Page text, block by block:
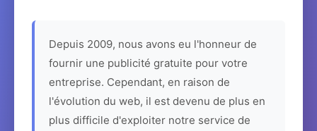
Depuis 2009, nous avons eu l'honneur de
fournir une publicité gratuite pour votre
entreprise. Cependant, en raison de
l'évolution du web, il est devenu de plus en
plus difficile d'exploiter notre service de